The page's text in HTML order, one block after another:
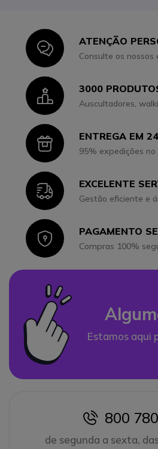
IconATENÇÃO
Consulte os nossos
Icon3000
Auscultadores,
IconENTREGA EM
95% expedições
IconEXCELENTE
Gestão eficiente e
IconPAGAMENTO
Compras 100%
Estamos aqui
icon
800
de segunda a sexta,